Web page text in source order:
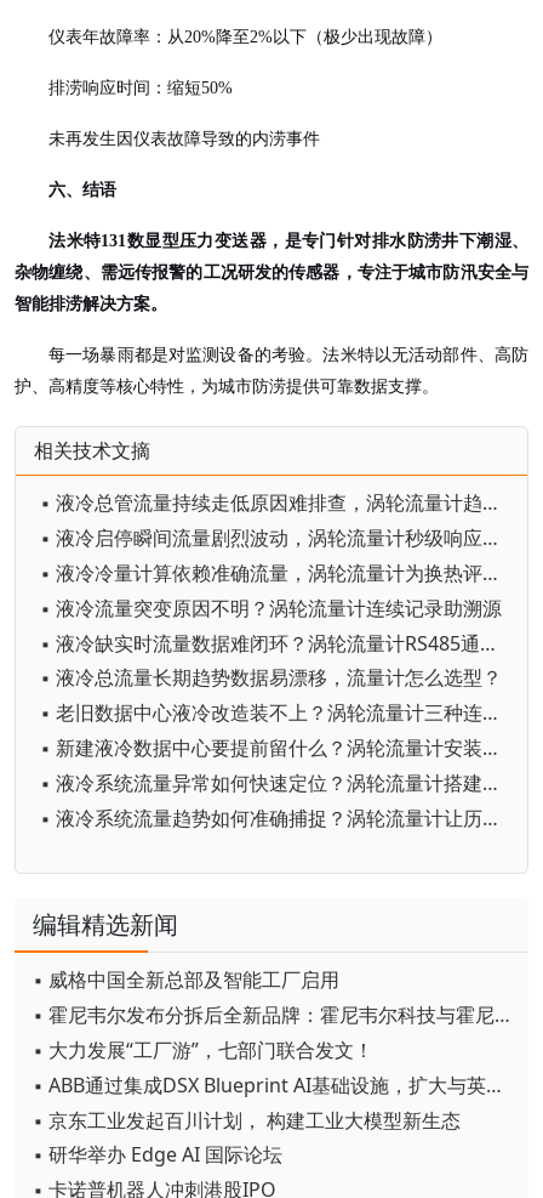
仪表年故障率：从20%降至2%以下（极少出现故障）
排涝响应时间：缩短50%
未再发生因仪表故障导致的内涝事件
六、结语
法米特131数显型压力变送器，是专门针对排水防涝井下潮湿、
杂物缠绕、需远传报警的工况研发的传感器， 专注于城市防汛安全与
智能排涝解决方案。
每一场暴雨都是对监测设备的考验。法米特以无活动部件、高防
护、高精度等核心特性，为城市防涝提供可靠数据支撑。
相关技术文摘
▪ 液冷总管流量持续走低原因难排查，涡轮流量计趋势数据指明方向
▪ 液冷启停瞬间流量剧烈波动，涡轮流量计秒级响应捕捉瞬态变化
▪ 液冷冷量计算依赖准确流量，涡轮流量计为换热评估提供可靠依据
▪ 液冷流量突变原因不明？涡轮流量计连续记录助溯源
▪ 液冷缺实时流量数据难闭环？涡轮流量计RS485通信秒级上传不掉线
▪ 液冷总流量长期趋势数据易漂移，流量计怎么选型？
▪ 老旧数据中心液冷改造装不上？涡轮流量计三种连接方式灵活适配
▪ 新建液冷数据中心要提前留什么？涡轮流量计安装位早定早省心
▪ 液冷系统流量异常如何快速定位？涡轮流量计搭建全链路流量地图
▪ 液冷系统流量趋势如何准确捕捉？涡轮流量计让历史曲线回看有据可依
编辑精选新闻
▪ 威格中国全新总部及智能工厂启用
▪ 霍尼韦尔发布分拆后全新品牌：霍尼韦尔科技与霍尼韦尔航空航天
▪ 大力发展“工厂游”，七部门联合发文！
▪ ABB通过集成DSX Blueprint AI基础设施，扩大与英伟达的合作
▪ 京东工业发起百川计划， 构建工业大模型新生态
▪ 研华举办 Edge AI 国际论坛
▪ 卡诺普机器人冲刺港股IPO